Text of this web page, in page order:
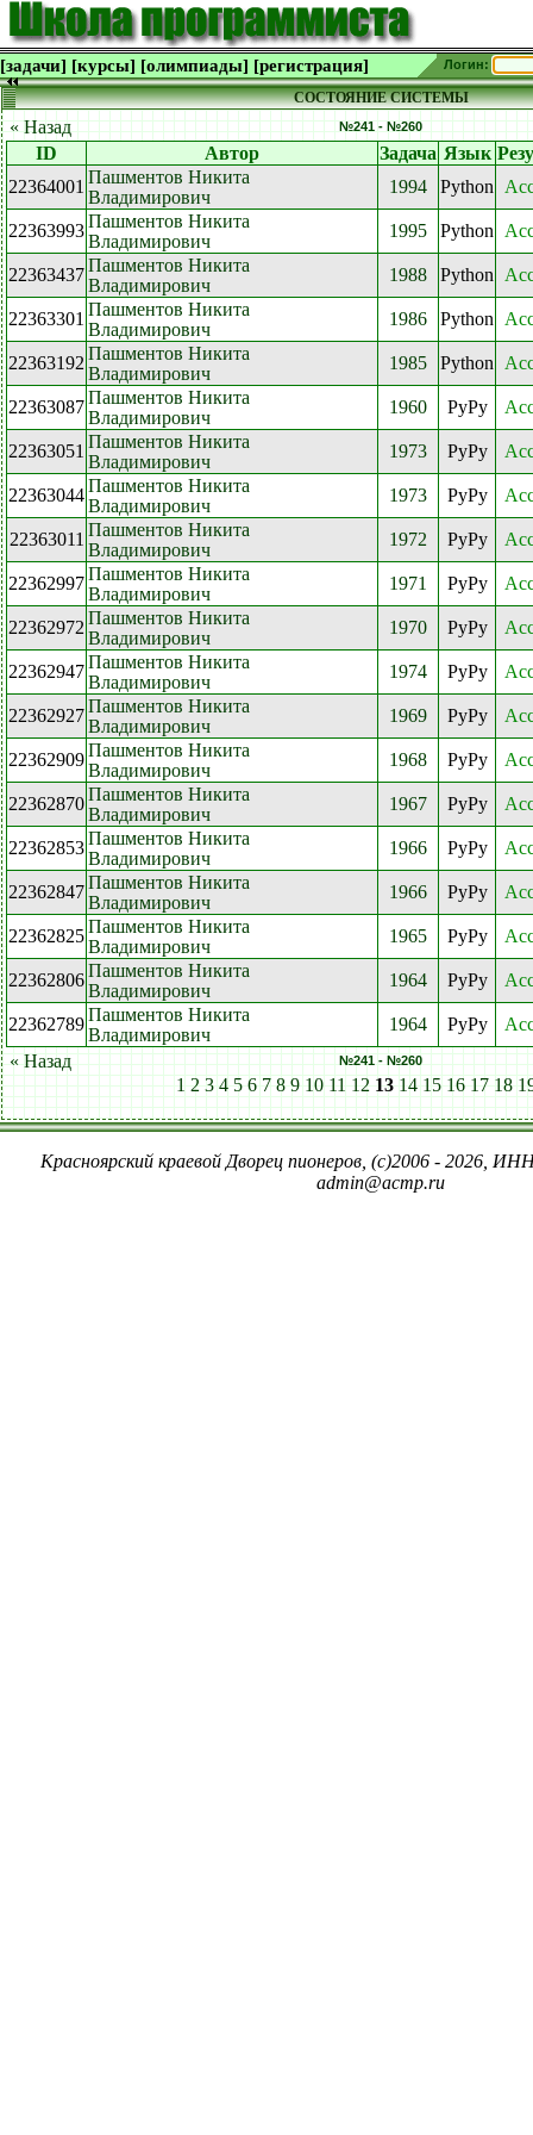
[задачи] [курсы] [олимпиады] [регистрация] Логин:
СОСТОЯНИЕ СИСТЕМЫ
« Назад №241 - №260
ID Автор Задача Язык
22364001 Пашментов Никита
Владимирович
1994 Python
22363993Пашментов Никита
Владимирович
1995 Python
22363437Пашментов Никита
Владимирович
1988 Python
22363301 Пашментов Никита
Владимирович
1986 Python
22363192 Пашментов Никита
Владимирович
1985 Python
22363087Пашментов Никита
Владимирович
1960 PyPy
22363051 Пашментов Никита
Владимирович
1973 PyPy
22363044Пашментов Никита
Владимирович
1973 PyPy
22363011 Пашментов Никита
Владимирович
1972 PyPy
22362997Пашментов Никита
Владимирович
1971 PyPy
22362972 Пашментов Никита
Владимирович
1970 PyPy
22362947Пашментов Никита
Владимирович
1974 PyPy
22362927Пашментов Никита
Владимирович
1969 PyPy
22362909Пашментов Никита
Владимирович
1968 PyPy
22362870Пашментов Никита
Владимирович
1967 PyPy
22362853Пашментов Никита
Владимирович
1966 PyPy
22362847Пашментов Никита
Владимирович
1966 PyPy
22362825Пашментов Никита
Владимирович
1965 PyPy
22362806Пашментов Никита
Владимирович
1964 PyPy
22362789Пашментов Никита
Владимирович
1964 PyPy
« Назад
№241 - №260
1 2 3 4 5 6 7 8 9 10 11 12 13 14 15 16 17 18
Красноярский краевой Дворец пионеров, (c)2006 - 2026,
admin@acmp.ru